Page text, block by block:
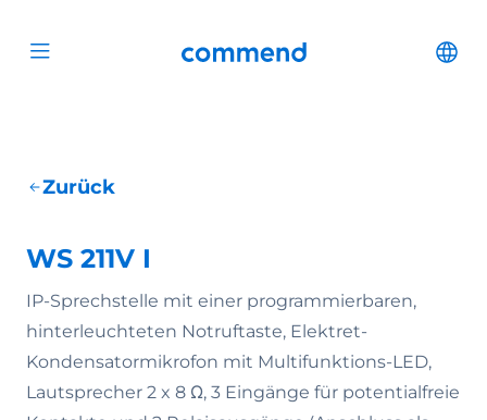
Open menu Commend
Zurück
WS 211V I
IP-Sprechstelle mit einer programmierbaren,
hinterleuchteten Notruftaste, Elektret-
Kondensatormikrofon mit Multifunktions-LED,
Lautsprecher 2 x 8 Ω, 3 Eingänge für potentialfreie